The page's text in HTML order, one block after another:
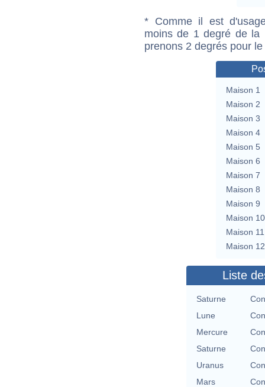
* Comme il est
moins de 1 degré de la
prenons 2 degrés pour
Maison 1
Maison 2
Maison 3
Maison 4
Maison 5
Maison 6
Maison 7
Maison 8
Maison 9
Maison 10
Maison 11
Maison 12
Liste
Saturne
Lune
Mercure
Saturne
Uranus
Mars